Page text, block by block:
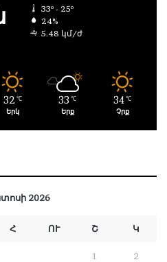
33º - 25º
24%
5.48 կմ/ժ
32 ℃
Երկ
33 ℃
Երք
34 ℃
Չրք
2026
Հ ՈՒ Շ Կ
1 2